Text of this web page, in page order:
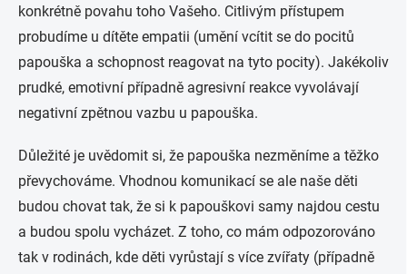
konkrétně povahu toho Vašeho. Citlivým přístupem
probudíme u dítěte empatii (umění vcítit se do pocitů
papouška a schopnost reagovat na tyto pocity). Jakékoliv
prudké, emotivní případně agresivní reakce vyvolávají
negativní zpětnou vazbu u papouška.
Důležité je uvědomit si, že papouška nezměníme a těžko
převychováme. Vhodnou komunikací se ale naše děti
budou chovat tak, že si k papouškovi samy najdou cestu
a budou spolu vycházet. Z toho, co mám odpozorováno
tak v rodinách, kde děti vyrůstají s více zvířaty (případně